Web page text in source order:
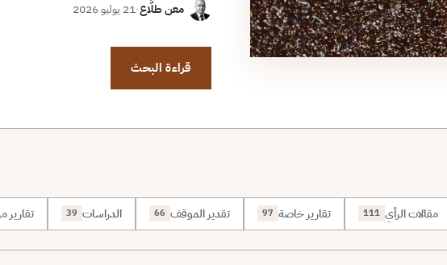
معن طلَّاع·21 يوليو 2026
قراءة البحث
مقالات الرأي 111 تقارير خاصة 97 تقدير الموقف 66 الدراسات 39 تقارير